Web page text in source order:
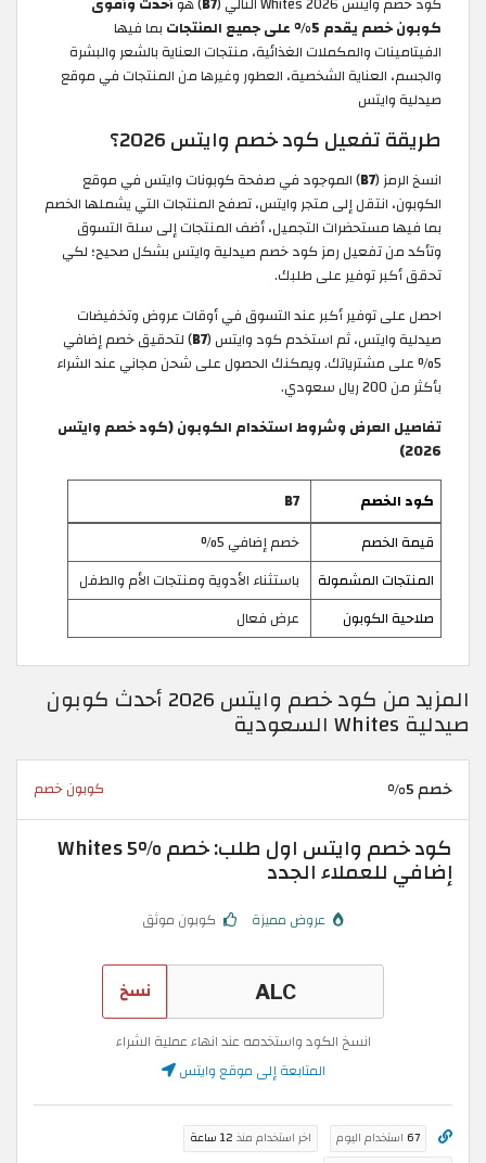
كوبون خصم يقدم 5% على جميع المنتجات
بما فيها
الفيتامينات والمكملات الغذائية، منتجات العناية بالشعر والبشرة
والجسم، العناية الشخصية، العطور وغيرها من المنتجات في موقع
صيدلية وايتس
طريقة تفعيل كود خصم وايتس 2026؟
انسخ الرمز (B7) الموجود في صفحة كوبونات وايتس في موقع
الكوبون، انتقل إلى متجر وايتس، تصفح المنتجات التي يشملها الخصم
بما فيها مستحضرات التجميل، أضف المنتجات إلى سلة التسوق
وتأكد من تفعيل رمز كود خصم صيدلية وايتس بشكل صحيح؛ لكي
تحقق أكبر توفير على طلبك.
احصل على توفير أكبر عند التسوق في أوقات عروض وتخفيضات
صيدلية وايتس، ثم استخدم كود وايتس (B7) لتحقيق خصم إضافي
5% على مشترياتك. ويمكنك الحصول على شحن مجاني عند الشراء
بأكثر من 200 ريال سعودي.
تفاصيل العرض وشروط استخدام الكوبون (كود خصم وايتس
2026)
كود الخصم
B7
قيمة الخصم
خصم إضافي 5%
المنتجات المشمولة
باستثناء الأدوية ومنتجات الأم والطفل
صلاحية الكوبون
عرض فعال
المزيد من كود خصم وايتس 2026 أحدث كوبون
صيدلية Whites السعودية
خصم 5% كوبون خصم
كود خصم وايتس اول طلب: خصم Whites 5%
إضافي للعملاء الجدد
عروض مميزة كوبون موثق
نسخ
انسخ الكود واستخدمه عند انهاء عملية الشراء
المتابعة إلى موقع وايتس
67 استخدام اليوم اخر استخدام منذ 12 ساعة